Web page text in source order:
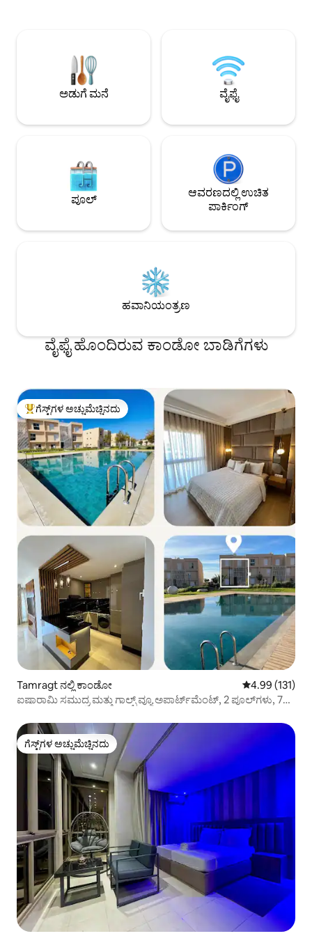
ಪ್ರಯಾಣಿಕರಿಗೆ-ವಿಶೇಷವಾಗಿ ಸರ್ಫರ್‌ಗಳು ಮತ್ತು
ಶಿಫಾರಸುಗಳನ್ನು ನಿಮ್ಮೊಂದಿಗೆ ಹಂಚಿಕೊಳ್ಳಲು, ಬಾಡಿಗೆ
ಕಾರುಗಳು, ವಿಹಾರಗಳನ್ನು ವ್ಯವಸ್ಥೆಗೊಳಿಸಲು ಮತ್ತು
ಹೆಚ್ಚಿನದನ್ನು ವ್ಯವಸ್ಥೆಗೊಳಿಸಲು ಸಂತೋಷಪಡುತ್ತಾರೆ.
ದೊಡ್ಡ ಲಿವಿಂಗ್ ರೂಮ್,
ಸುಸಜ್ಜಿತ ಅಡುಗೆಮನೆ
ಟೇಬಲ್ ಮತ್ತು
ವಿನಂತಿಯ ಮೇರೆಗೆ
ಅಡುಗೆ ಮನೆ ವೈಫೈ
ಪೂಲ್
ಆವರಣದಲ್ಲಿ ಉಚಿತ
ಪಾರ್ಕಿಂಗ್
ಹವಾನಿಯಂತ್ರಣ
ವೈಫೈ ಹೊಂದಿರುವ ಕಾಂಡೋ ಬಾಡಿಗೆಗಳು
ಗೆಸ್ಟ್‌ಗಳಿಗೆ ಅತಿ ಹೆಚ್ಚು ಅಚ್ಚುಮೆಚ್ಚಿನದು
ಗೆಸ್ಟ್‌ಗಳ ಅಚ್ಚುಮೆಚ್ಚಿನದು
Tamragt ನಲ್ಲಿ ಕಾಂಡೋ 5 ರಲ್ಲಿ 4.99
4.99 (131)
ಐಷಾರಾಮಿ ಸಮುದ್ರ ಮತ್ತು ಗಾಲ್ಫ್ ವ್ಯೂ ಅಪಾರ್ಟ್‌ಮೆಂಟ್, 2 ಪೂಲ್‌ಗಳು, 700
ಗೆಸ್ಟ್‌ಗಳ ಅಚ್ಚುಮೆಚ್ಚಿನದು
ಗೆಸ್ಟ್‌ಗಳ ಅಚ್ಚುಮೆಚ್ಚಿನದು